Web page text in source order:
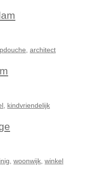
architect
kindvriendelijk
woonwijk winkel